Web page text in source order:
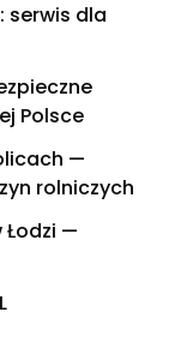
serwis dla
Polsce
—
rolniczych
Łodzi —